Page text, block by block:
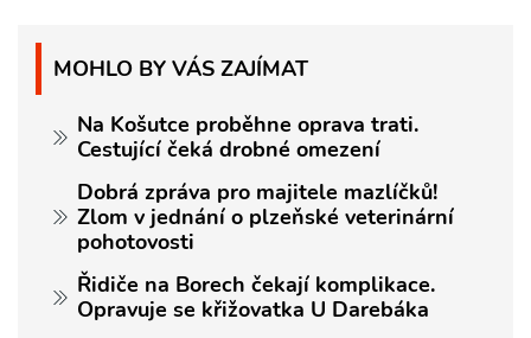
MOHLO BY VÁS ZAJÍMAT
Na Košutce proběhne oprava trati.
Cestující čeká drobné omezení
Dobrá zpráva pro majitele mazlíčků!
Zlom v jednání o plzeňské veterinární
pohotovosti
Řidiče na Borech čekají komplikace.
Opravuje se křižovatka U Darebáka